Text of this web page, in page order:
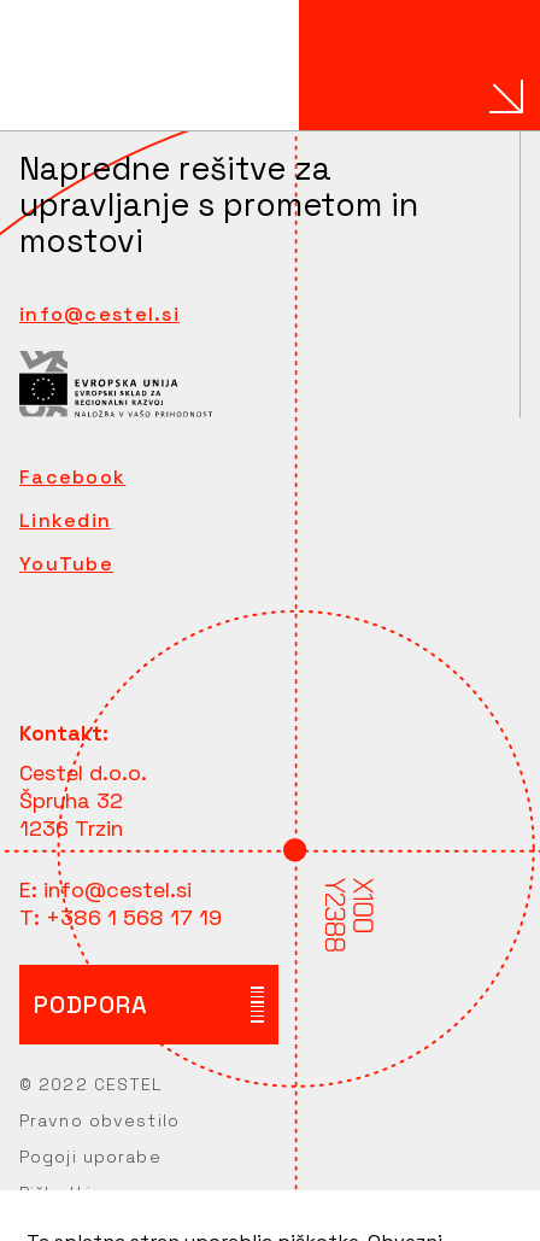
Napredne rešitve za
upravljanje s prometom in
mostovi
info@cestel.si
Facebook
Linkedin
YouTube
Kontakt:
Cestel d.o.o.
Špruha 32
1236 Trzin
E: info@cestel.si
+386 1 568 17 19
PODPORA
© 2022 CESTEL
Pravno obvestilo
Pogoji uporabe